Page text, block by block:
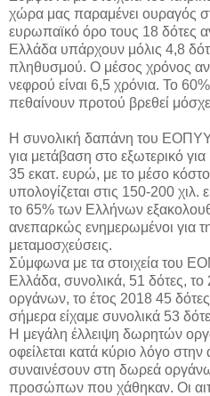
χώρα μας παραμένει ουραγός
ευρωπαϊκό όρο τους 18 δότες
Ελλάδα υπάρχουν μόλις 4,8
πληθυσμού. Ο μέσος χρόνος
νεφρού είναι 6,5 χρόνια. Το
πεθαίνουν προτού βρεθεί
Η συνολική δαπάνη του ΕΟΠΥΥ
για μετάβαση στο εξωτερικό
35 εκατ. ευρώ, με το μέσο
υπολογίζεται στις 150-200
το 65% των Ελλήνων
ανεπαρκώς ενημερωμένοι για
μεταμοσχεύσεις.
Σύμφωνα με τα στοιχεία του
Ελλάδα, συνολικά, 51 δότες, το
οργάνων, το έτος 2018 45 δότες
σήμερα είχαμε συνολικά 53
Η μεγάλη έλλειψη δωρητών
οφείλεται κατά κύριο λόγο
συναινέσουν στη δωρεά
προσώπων που χάθηκαν. Οι